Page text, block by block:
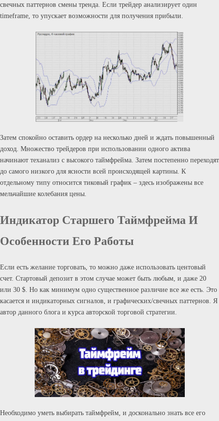
свечных паттернов смены тренда. Если трейдер анализирует один
timeframe, то упускает возможности для получения прибыли.
Затем спокойно оставить ордер на несколько дней и ждать повышенный
доход. Множество трейдеров при использовании одного актива
начинают теханализ с высокого таймфрейма. Затем постепенно переходят
до самого низкого для ясности всей происходящей картины. К
отдельному типу относится тиковый график – здесь изображены все
мельчайшие колебания цены.
Индикатор Старшего Таймфрейма И
Особенности Его Работы
Если есть желание торговать, то можно даже использовать центовый
счет. Стартовый депозит в этом случае может быть любым, и даже 20
или 30 $. Но как минимум одно существенное различие все же есть. Это
касается и индикаторных сигналов, и графических/свечных паттернов. Я
автор данного блога и курса авторской торговой стратегии.
Необходимо уметь выбирать таймфрейм, и досконально знать все его